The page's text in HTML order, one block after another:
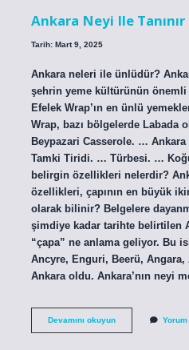
Ankara Neyi Ile Tanınır
Tarih: Mart 9, 2025
Ankara neleri ile ünlüdür?
şehrin yeme kültürünün önemli
Efelek Wrap’ın en ünlü
Wrap, bazı bölgelerde Labada
Beypazari Casserole. …
Tamki Tiridi. … Türbesi. …
belirgin özellikleri nelerdir?
özellikleri, çapının en büyük
olarak bilinir? Belgelere
şimdiye kadar tarihte belirtilen
“çapa” ne anlama geliyor. Bu
Ancyre, Enguri, Beerü,
Ankara oldu. Ankara’nın neyi
Devamını okuyunAnkara
Yorum